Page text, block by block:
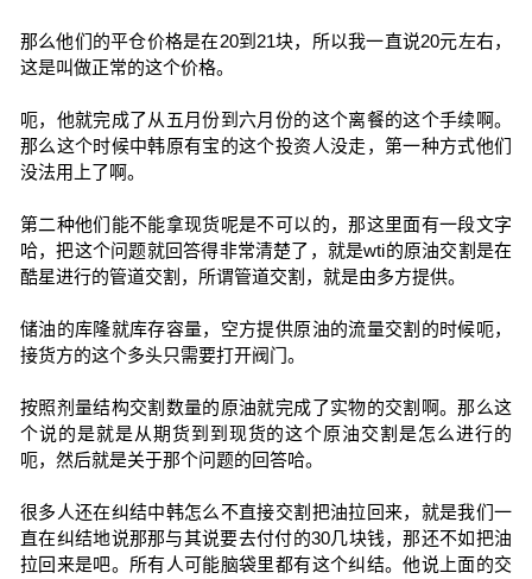
那么他们的平仓价格是在20到21块，所以我一直说20元左右，
这是叫做正常的这个价格。
呃，他就完成了从五月份到六月份的这个离餐的这个手续啊。
那么这个时候中韩原有宝的这个投资人没走，第一种方式他们
没法用上了啊。
第二种他们能不能拿现货呢是不可以的，那这里面有一段文字
哈，把这个问题就回答得非常清楚了，就是wti的原油交割是在
酷星进行的管道交割，所谓管道交割，就是由多方提供。
储油的库隆就库存容量，空方提供原油的流量交割的时候呃，
接货方的这个多头只需要打开阀门。
按照剂量结构交割数量的原油就完成了实物的交割啊。那么这
个说的是就是从期货到到现货的这个原油交割是怎么进行的
呃，然后就是关于那个问题的回答哈。
很多人还在纠结中韩怎么不直接交割把油拉回来，就是我们一
直在纠结地说那那与其说要去付付的30几块钱，那还不如把油
拉回来是吧。所有人可能脑袋里都有这个纠结。他说上面的交